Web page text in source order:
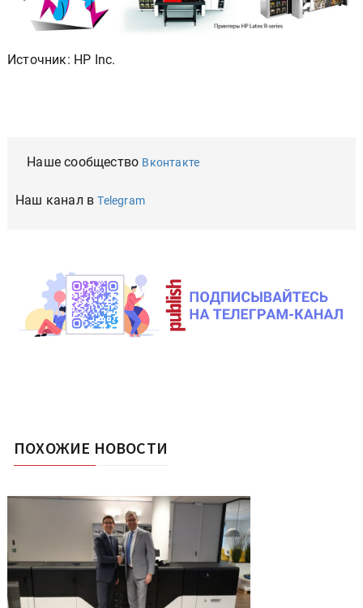
Источник: HP Inc.
Наше сообщество Вконтакте
Наш канал вTelegram
ПОХОЖИЕ НОВОСТИ